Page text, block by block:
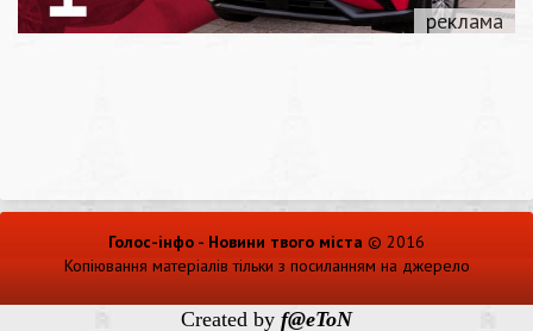
Голос-інфо - Новини твого міста © 2016
Копіювання матеріалів тільки з посиланням на джерело
Created by f@eToN